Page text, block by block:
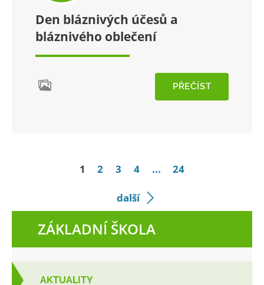
Den bláznivých účesů a
bláznivého oblečení
PŘEČÍST
1 2 3 4 ... 24
další
ZÁKLADNÍ ŠKOLA
AKTUALITY